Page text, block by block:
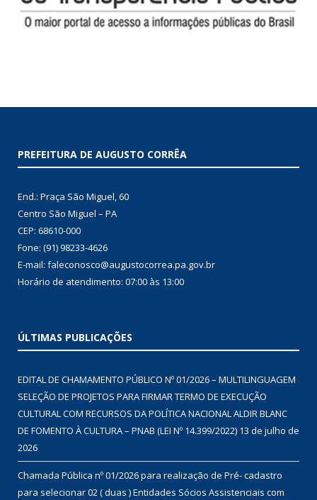
PREFEITURA DE AUGUSTO CORRÊA
End.: Praça São Miguel, 60
Centro São Miguel – PA
CEP: 68610-000
Fone: (91) 98233-4626
E-mail: faleconosco@augustocorrea.pa.gov.br
Horário de atendimento: 07:00 às 13:00
ÚLTIMAS PUBLICAÇÕES
EDITAL DE CHAMAMENTO PÚBLICO Nº 01/2026 – MULTILINGUAGEM
SELEÇÃO DE PROJETOS PARA FIRMAR TERMO DE EXECUÇÃO
CULTURAL COM RECURSOS DA POLÍTICA NACIONAL ALDIR BLANC
DE FOMENTO À CULTURA – PNAB (LEI Nº 14.399/2022) 13 de julho de
2026
Chamada Pública nº 01/2026 para realização de Pré- cadastro
para selecionar 02 ( duas ) Entidades Sócios Assistenciais com